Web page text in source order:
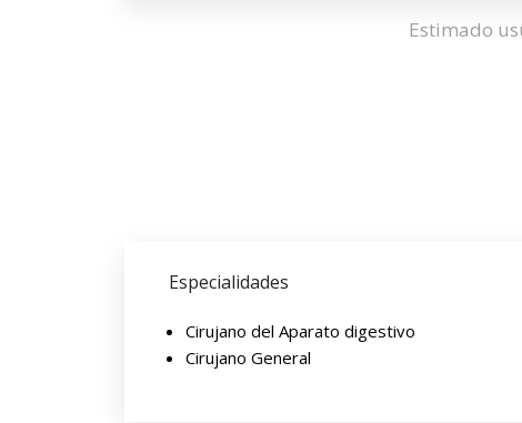
Estimado
Especialidades
Cirujano del Aparato digestivo
Cirujano General